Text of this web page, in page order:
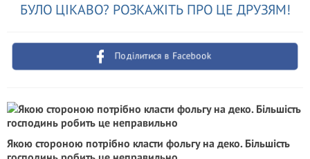
БУЛО ЦІКАВО? РОЗКАЖІТЬ ПРО ЦЕ ДРУЗЯМ!
Поділитися в Facebook
Якою стороною потрібно класти фольгу на деко. Більшість